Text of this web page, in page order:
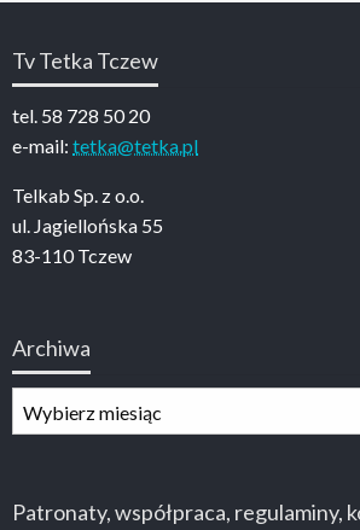
Tv Tetka Tczew
tel. 58 728 50 20
e-mail: tetka@tetka.pl
Telkab Sp. z o.o.
ul. Jagiellońska 55
83-110 Tczew
Archiwa
Patronaty, współpraca, regulaminy,